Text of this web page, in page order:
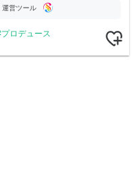
運営ツール
プロデュース